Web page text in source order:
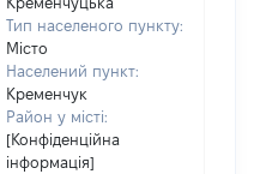
Тип населеного пункту:
Місто
Населений пункт:
Кременчук
Район у місті:
[Конфіденційна
інформація]